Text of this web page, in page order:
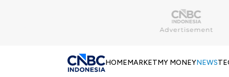
HOMEMARKETMY MONEYNEWS